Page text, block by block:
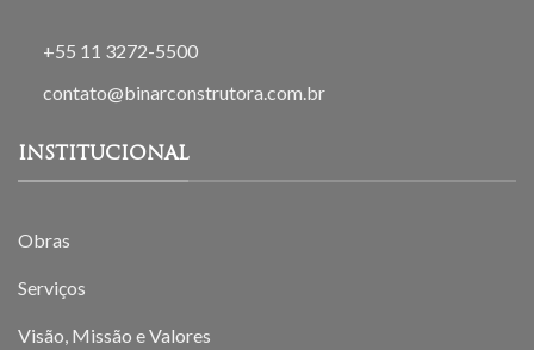
+55 11 3272-5500
contato@binarconstrutora.com.br
INSTITUCIONAL
Obras
Serviços
Visão, Missão e Valores